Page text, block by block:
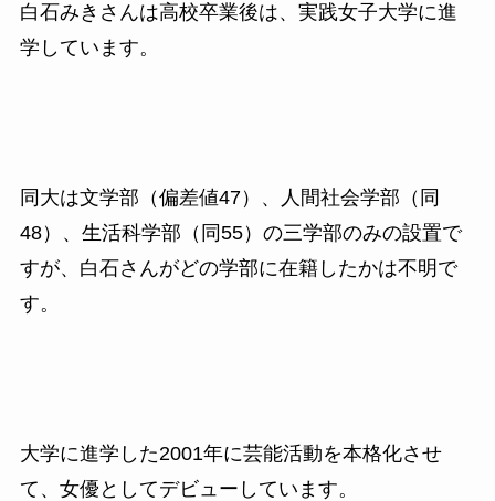
白石みきさんは高校卒業後は、実践女子大学に進
学しています。
同大は文学部（偏差値47）、人間社会学部（同
48）、生活科学部（同55） の三学部のみの設置で
すが、白石さんがどの学部に在籍したかは不明で
す。
大学に進学した2001年に芸能活動を本格化させ
て、女優としてデビューしています。